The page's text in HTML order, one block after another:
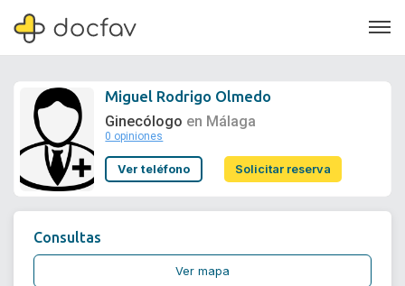
Soporte
Miguel Rodrigo Olmedo
Ginecólogo en Málaga
0 opiniones
Ver teléfono Solicitar reserva
Consultas
Ver mapa